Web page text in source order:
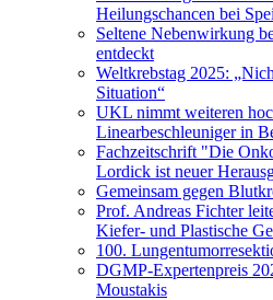
Heilungschancen bei
Seltene Nebenwirkung
entdeckt
Weltkrebstag 2025:
Situation“
UKL nimmt weiteren
Linearbeschleuniger in
Fachzeitschrift "Die
Lordick ist neuer
Gemeinsam gegen
Prof. Andreas Fichter
Kiefer- und Plastische
100.
DGMP-Expertenpreis
Moustakis